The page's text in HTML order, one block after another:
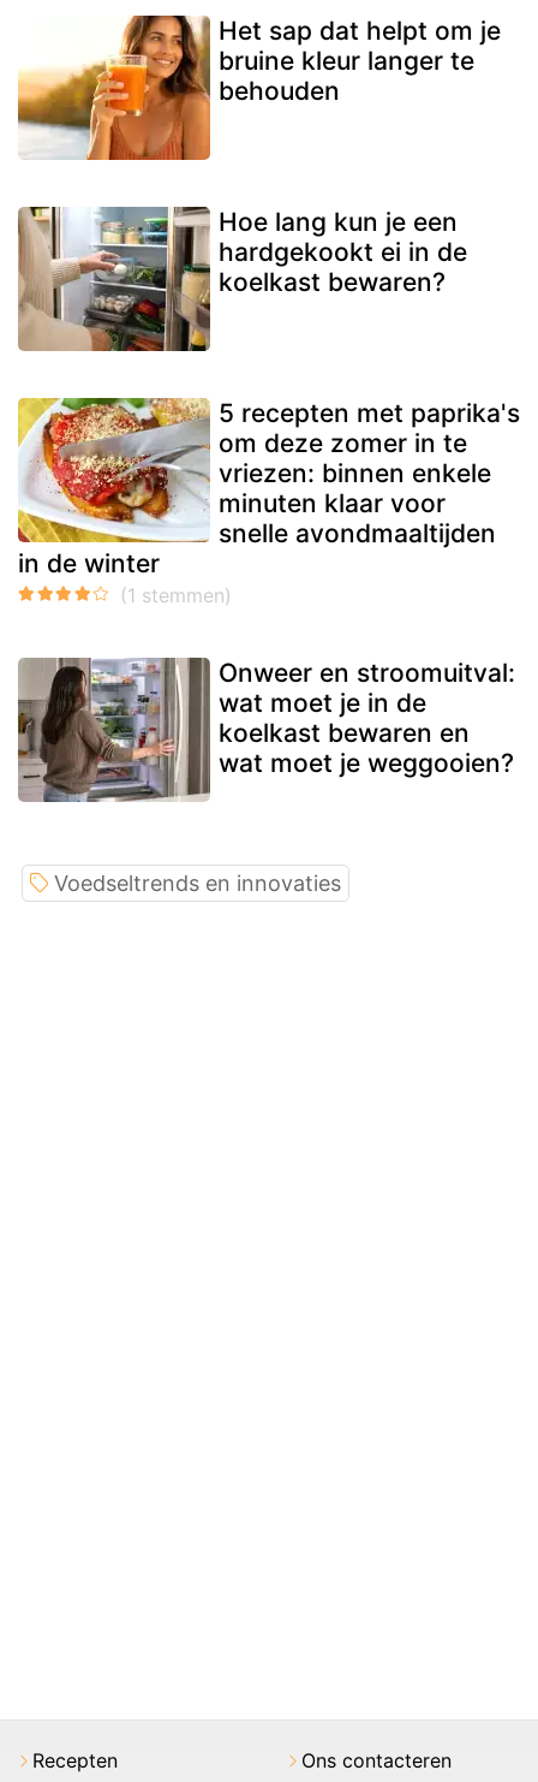
Het sap dat helpt om je
bruine kleur langer te
behouden
Hoe lang kun je een
hardgekookt ei in de
koelkast bewaren?
5 recepten met paprika's
om deze zomer in te
vriezen: binnen enkele
minuten klaar voor
snelle avondmaaltijden
in de winter
Onweer en stroomuitval:
wat moet je in de
koelkast bewaren en
wat moet je weggooien?
Voedseltrends en innovaties
Recepten Ons contacteren